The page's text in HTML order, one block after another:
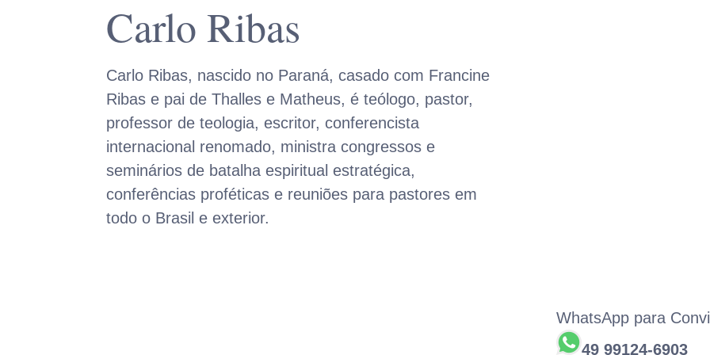
Carlo Ribas
Carlo Ribas, nascido no Paraná, casado com Francine
Ribas e pai de Thalles e Matheus, é teólogo, pastor,
professor de teologia, escritor, conferencista
internacional renomado, ministra congressos e
seminários de batalha espiritual estratégica,
conferências proféticas e reuniões para pastores em
todo o Brasil e exterior.
WhatsApp para
49 99124-6903